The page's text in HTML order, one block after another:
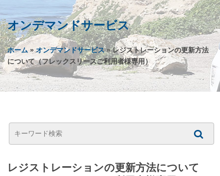
オンデマンドサービス
ホーム»オンデマンドサービス» レジストレーションの更新方法
について（フレックスリースご利用者様専用）
レジストレーションの更新方法について